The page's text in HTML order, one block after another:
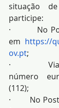
situação
participe:
·
em https://
ov.pt;
·
número
(112);
·         No